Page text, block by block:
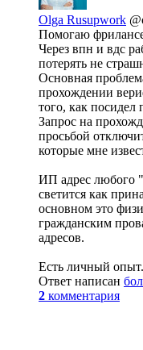
Olga Rusupwork
Помогаю
Через впн и вдс
потерять не
Основная
прохождении
того, как посидел
Запрос на
просьбой
которые мне
ИП адрес любого
светится как
основном это
гражданским
адресов.
Есть личный
Ответ написан
2 комментария